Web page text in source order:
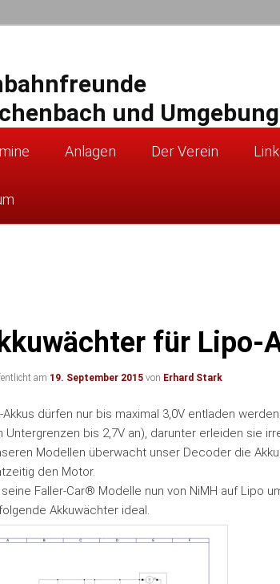
und Umgebung
Anlagen Der Verein
für Lipo-
am 19. September 2015 von Erhard Stark
Akkus dürfen nur bis maximal 3,0V entladen
Untergrenzen bis 2,7V an), darunter erleiden sie
Modellen überwacht unser Decoder die
den Motor.
Faller-Car® Modelle nun von NiMH auf Lipo
Akkuwächter ideal.